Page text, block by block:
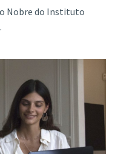
Nobre do Instituto